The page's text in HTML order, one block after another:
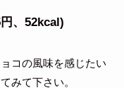
、52kcal)
コの風味を感じたい
みて下さい。